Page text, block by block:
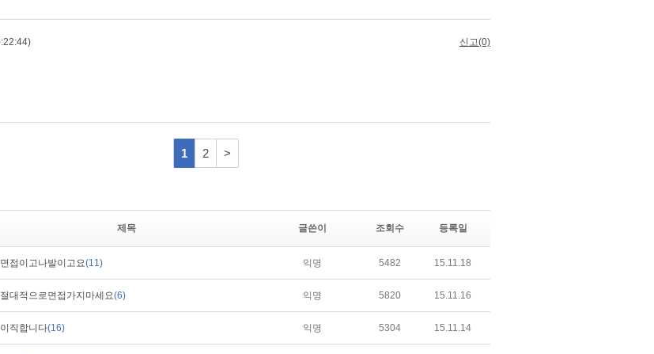
제목 글쓴이 조회수 등록일
면접이고나발이고요(11) 익명 5482 15.11.18
절대적으로면접가지마세요(6) 익명 5820 15.11.16
이직합니다(16) 익명 5304 15.11.14